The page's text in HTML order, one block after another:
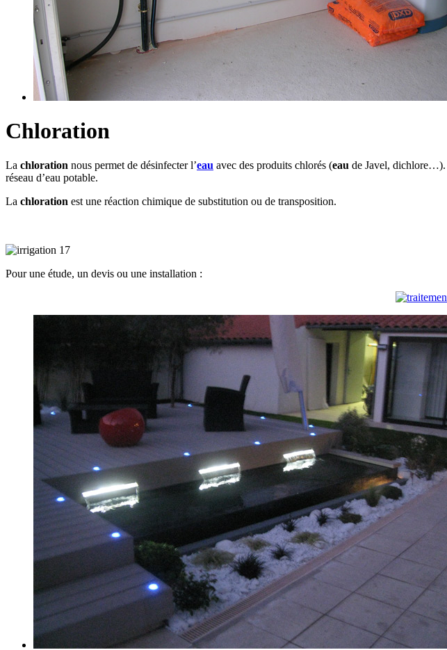
Chloration
La chloration nous permet de désinfecter l’eau avec des produits chlorés (eau de Javel, dichlore…).
réseau d’eau potable.
La chloration est une réaction chimique de substitution ou de transposition.
Pour une étude, un devis ou une installation :